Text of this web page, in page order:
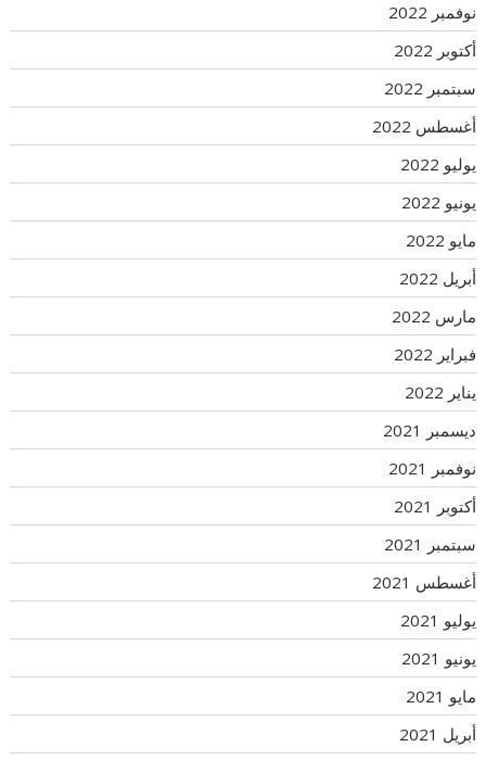
نوفمبر 2022
أكتوبر 2022
سبتمبر 2022
أغسطس 2022
يوليو 2022
يونيو 2022
مايو 2022
أبريل 2022
مارس 2022
فبراير 2022
يناير 2022
ديسمبر 2021
نوفمبر 2021
أكتوبر 2021
سبتمبر 2021
أغسطس 2021
يوليو 2021
يونيو 2021
مايو 2021
أبريل 2021